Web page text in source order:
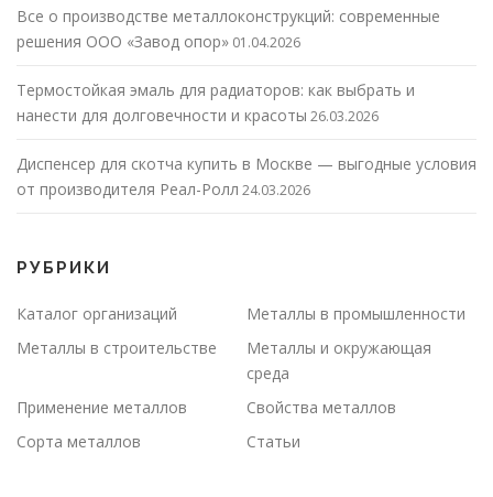
Все о производстве металлоконструкций: современные
решения ООО «Завод опор» 01.04.2026
Термостойкая эмаль для радиаторов: как выбрать и
нанести для долговечности и красоты 26.03.2026
Диспенсер для скотча купить в Москве — выгодные условия
от производителя Реал-Ролл 24.03.2026
РУБРИКИ
Каталог организаций
Металлы в промышленности
Металлы в строительстве
Металлы и окружающая
среда
Применение металлов
Свойства металлов
Сорта металлов
Статьи